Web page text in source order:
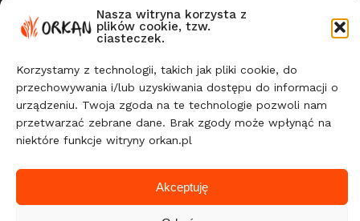
Nasza witryna korzysta z
plików cookie, tzw.
ciasteczek.
Korzystamy z technologii, takich jak pliki cookie, do
przechowywania i/lub uzyskiwania dostępu do informacji o
urządzeniu. Twoja zgoda na te technologie pozwoli nam
przetwarzać zebrane dane. Brak zgody może wpłynąć na
niektóre funkcje witryny orkan.pl
Akceptuję
O firmie
Do pobrania
Blog
Części
Wsparcie po zakupie